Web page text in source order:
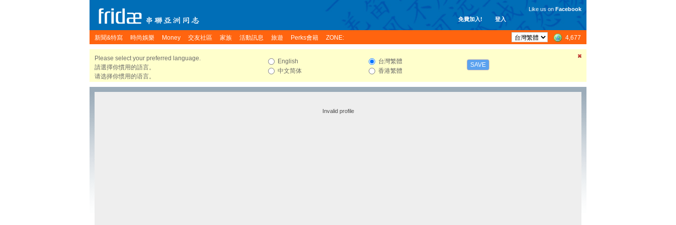
免費加入! 登入
Like us on Facebook
新聞&特寫 時尚娛樂 Money 交友社區 家族 活動訊息 旅遊 Perks會籍 ZONE: 4,677
Please select your preferred language.
請選擇你慣用的語言。
请选择你惯用的语言。
English
中文简体
台灣繁體
香港繁體
SAVE
Invalid profile